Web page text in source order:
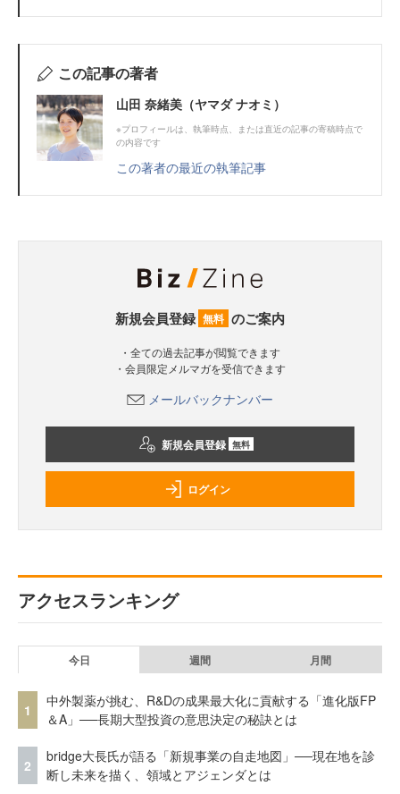
この記事の著者
山田 奈緒美（ヤマダ ナオミ）
※プロフィールは、執筆時点、または直近の記事の寄稿時点で
の内容です
この著者の最近の執筆記事
新規会員登録 無料 のご案内
・全ての過去記事が閲覧できます
・会員限定メルマガを受信できます
メールバックナンバー
新規会員登録 無料
ログイン
アクセスランキング
今日 週間 月間
1
中外製薬が挑む、R&Dの成果最大化に貢献する「進化版FP
＆A」──長期大型投資の意思決定の秘訣とは
2
bridge大長氏が語る「新規事業の自走地図」──現在地を診
断し未来を描く、領域とアジェンダとは